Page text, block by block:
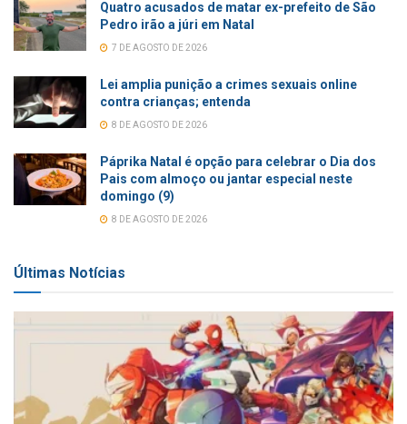
Quatro acusados de matar ex-prefeito de São
Pedro irão a júri em Natal
7 DE AGOSTO DE 2026
Lei amplia punição a crimes sexuais online
contra crianças; entenda
8 DE AGOSTO DE 2026
Páprika Natal é opção para celebrar o Dia dos
Pais com almoço ou jantar especial neste
domingo (9)
8 DE AGOSTO DE 2026
Últimas Notícias